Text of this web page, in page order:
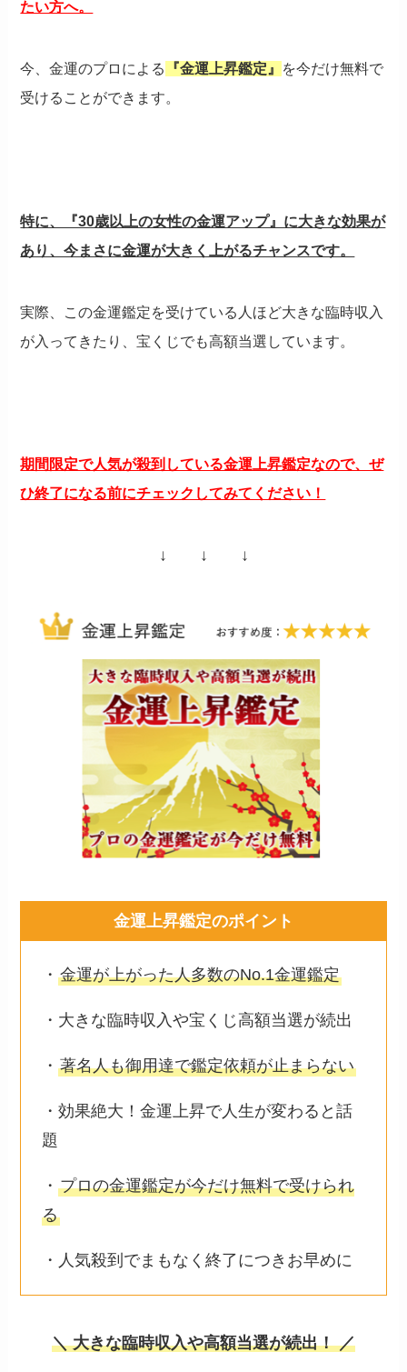
たい方へ。
今、金運のプロによる 『金運上昇鑑定』 を今だけ無料で
受けることができます。
特に、『30歳以上の女性の金運アップ』に大きな効果が
あり、今まさに金運が大きく上がるチャンスです。
実際、この金運鑑定を受けている人ほど大きな臨時収入
が入ってきたり、宝くじでも高額当選しています。
期間限定で人気が殺到している金運上昇鑑定なので、ぜ
ひ終了になる前にチェックしてみてください！
↓ ↓ ↓
金運上昇鑑定のポイント
・ 金運が上がった人多数のNo.1金運鑑定
・大きな臨時収入や宝くじ高額当選が続出
・ 著名人も御用達で鑑定依頼が止まらない
・効果絶大！金運上昇で人生が変わると話
題
・ プロの金運鑑定が今だけ無料で受けられ
る
・人気殺到でまもなく終了につきお早めに
＼ 大きな臨時収入や高額当選が続出！ ／